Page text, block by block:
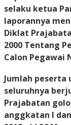
selaku ketua
laporannya
Diklat
2000 Tentang
Calon Pegawai
Jumlah
seluruhnya
Prajabatan
anggkatan I